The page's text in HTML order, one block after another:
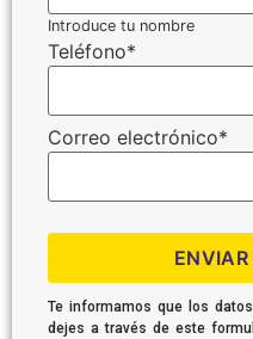
Introduce tu nombre
Teléfono*
Correo electrónico*
Te informamos que los
dejes a través de este